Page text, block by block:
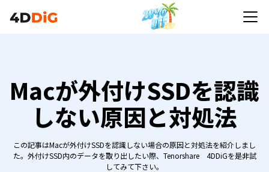
Macが外付けSSDを認識
しない原因と対処法
この記事はMacが外付けSSDを認識しない場合の原因と対処法を紹介しまし
た。外付けSSD内のデータを取り出したい際、Tenorshare 4DDiGを是非試
してみて下さい。